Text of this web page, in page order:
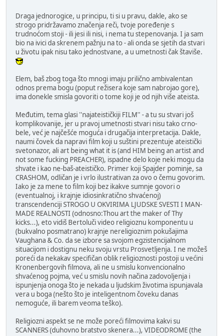
Draga jednorogice, u principu, ti si u pravu, dakle, ako se
strogo pridržavamo značenja reči, tvoje poređenje s
trudnoćom stoji - ili jesi ili nisi, i nema tu stepenovanja. I ja sam
bio na ivici da skrenem pažnju na to - ali onda se sjetih da stvari
u životu ipak nisu tako jednostvane, a u umetnosti čak štaviše.
Elem, baš zbog toga što mnogi imaju prilično ambivalentan
odnos prema bogu (poput režisera koje sam nabrojao gore),
ima donekle smisla govoriti o tome koji je od njih više ateista.
Međutim, tema glasi ''najateističkiji FILM'' - a tu su stvari još
komplikovanije, jer u pravoj umetnosti stvari nisu tako crno-
bele, već je najčešće moguća i drugačija interpretacija. Dakle,
naumi čovek da napravi film koji u suštini prezentuje ateistički
svetonazor, ali art being what it is (and HIM being an artist and
not some fucking PREACHER), ispadne delo koje neki mogu da
shvate i kao ne-baš-ateističko. Primer koji Spajder pominje, sa
CRASHOM, odličan je i vrlo ilustrativan za ovo o čemu govorim.
Iako je za mene to film koji bez ikakve sumnje govori o
(eventualnoj, i krajnje idiosinkratično shvaćenoj)
transcendenciji STROGO U OKVIRIMA LJUDSKE SVESTI I MAN-
MADE REALNOSTI (odnosno:Thou art the maker of Thy
kicks...), eto vidiš Bertoluči video religioznu komponentu u
(bukvalno posmatrano) krajnje nereligioznim pokušajima
Vaughana & Co. da se izbore sa svojom egzistencijalnom
situacijom i dostignu neku svoju vrstu Prosvetljenja. I ne možeš
poreći da nekakav specifičan oblik religioznosti postoji u većini
Kronenbergovih filmova, ali ne u smislu konvencionalno
shvaćenog pojma, već u smislu novih načina zadovoljenja i
ispunjenja onoga što je nekada u ljudskim životima ispunjavala
vera u boga (nešto što je inteligentnom čoveku danas
nemoguće, ili barem veoma teško).
Religiozni aspekt se ne može poreći filmovima kakvi su
SCANNERS (duhovno bratstvo skenera...), VIDEODROME (the